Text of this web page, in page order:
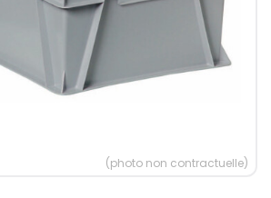
(photo non contractuelle)